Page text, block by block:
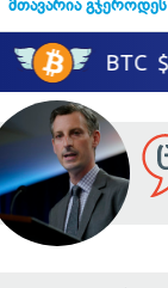
მთავარია გჯეროდეს